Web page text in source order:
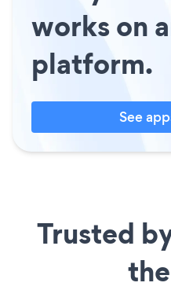
works on
platform.
See
Trusted